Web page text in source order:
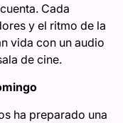
Cada
y el ritmo de la
vida con un audio
de cine.
ha preparado una